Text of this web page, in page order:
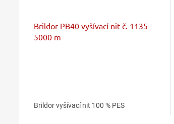
Brildor PB40 vyšívací nit č. 1135 -
5000 m
Brildor vyšívací nit 100 % PES